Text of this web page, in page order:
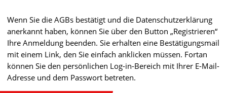
Wenn Sie die AGBs bestätigt und die Datenschutzerklärung
anerkannt haben, können Sie über den Button „Registrieren“
Ihre Anmeldung beenden. Sie erhalten eine Bestätigungsmail
mit einem Link, den Sie einfach anklicken müssen. Fortan
können Sie den persönlichen Log-in-Bereich mit Ihrer E-Mail-
Adresse und dem Passwort betreten.